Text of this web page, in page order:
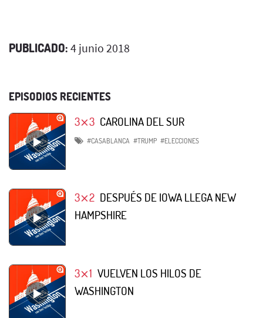
PUBLICADO: 4 junio 2018
EPISODIOS RECIENTES
3⨯3 CAROLINA DEL SUR
#CASABLANCA #TRUMP #ELECCIONES
3⨯2 DESPUÉS DE IOWA LLEGA NEW
HAMPSHIRE
3⨯1 VUELVEN LOS HILOS DE
WASHINGTON